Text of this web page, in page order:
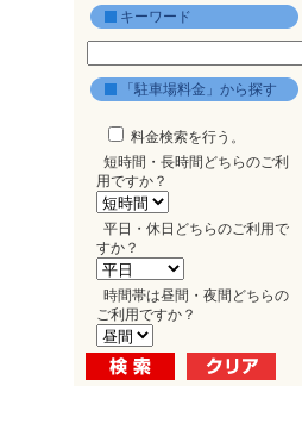
キーワード
「駐車場料金」から探す
料金検索を行う。
短時間・長時間どちらのご利
用ですか？
平日・休日どちらのご利用で
すか？
時間帯は昼間・夜間どちらの
ご利用ですか？